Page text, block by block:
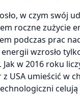
w czym swój
roczne
podczas prac
wzrosło
w 2016 roku
umieścić w